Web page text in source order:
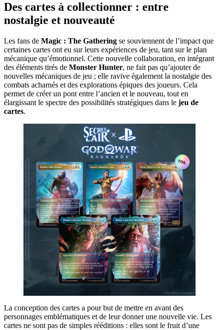
Des cartes à collectionner : entre
nostalgie et nouveauté
Les fans de Magic : The Gathering se souviennent de l’impact que
certaines cartes ont eu sur leurs expériences de jeu, tant sur le plan
mécanique qu’émotionnel. Cette nouvelle collaboration, en intégrant
des éléments tirés de Monster Hunter, ne fait pas qu’ajouter de
nouvelles mécaniques de jeu ; elle ravive également la nostalgie des
combats acharnés et des explorations épiques des joueurs. Cela
permet de créer un pont entre l’ancien et le nouveau, tout en
élargissant le spectre des possibilités stratégiques dans le jeu de
cartes.
La conception des cartes a pour but de mettre en avant des
personnages emblématiques et de leur donner une nouvelle vie. Les
cartes ne sont pas de simples rééditions : elles sont le fruit d’une